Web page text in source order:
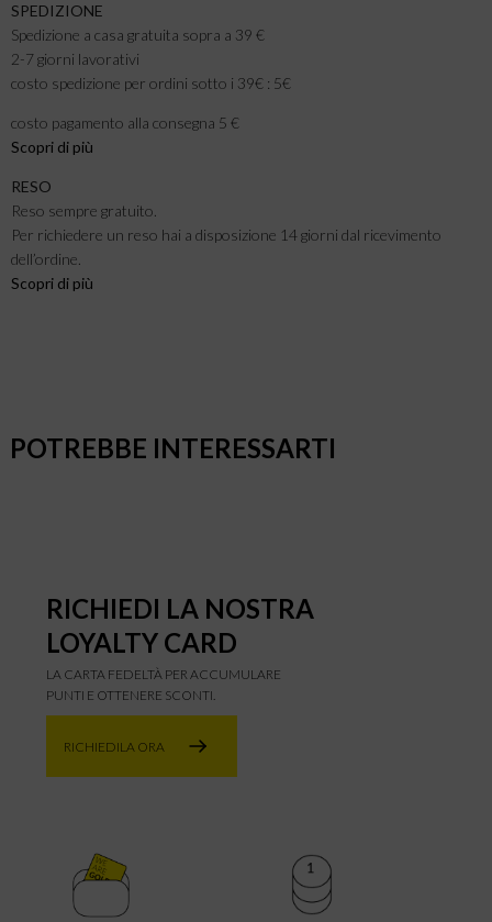
SPEDIZIONE
Spedizione a casa gratuita sopra a 39 €
2-7 giorni lavorativi
costo spedizione per ordini sotto i 39€ : 5€
costo pagamento alla consegna 5 €
Scopri di più
RESO
Reso sempre gratuito.
Per richiedere un reso hai a disposizione 14 giorni dal ricevimento
dell’ordine.
Scopri di più
POTREBBE INTERESSARTI
RICHIEDI LA NOSTRA
LOYALTY CARD
LA CARTA FEDELTÀ PER ACCUMULARE
PUNTI E OTTENERE SCONTI.
RICHIEDILA ORA